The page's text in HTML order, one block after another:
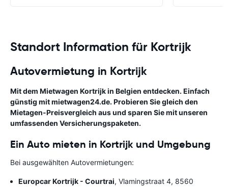
Standort Information für Kortrijk
Autovermietung in Kortrijk
Mit dem Mietwagen Kortrijk in Belgien entdecken. Einfach
günstig mit mietwagen24.de. Probieren Sie gleich den
Mietagen-Preisvergleich aus und sparen Sie mit unseren
umfassenden Versicherungspaketen.
Ein Auto mieten in Kortrijk und Umgebung
Bei ausgewählten Autovermietungen:
Europcar Kortrijk - Courtrai, Vlamingstraat 4, 8560